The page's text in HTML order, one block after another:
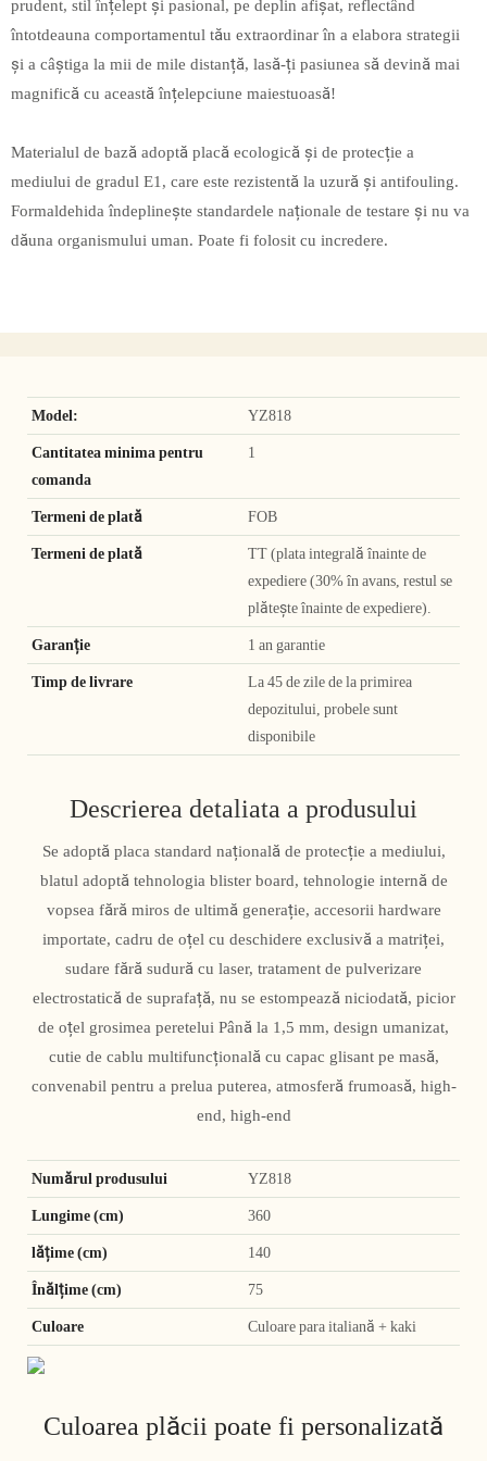
prudent, stil înțelept și pasional, pe deplin afișat, reflectând
întotdeauna comportamentul tău extraordinar în a elabora strategii
și a câștiga la mii de mile distanță, lasă-ți pasiunea să devină mai
magnifică cu această înțelepciune maiestuoasă!
Materialul de bază adoptă placă ecologică și de protecție a
mediului de gradul E1, care este rezistentă la uzură și antifouling.
Formaldehida îndeplinește standardele naționale de testare și nu va
dăuna organismului uman. Poate fi folosit cu incredere.
Model: YZ818
Cantitatea minima pentru
comanda
1
Termeni de plată FOB
Termeni de plată
TT (plata integrală înainte de
expediere (30% în avans, restul se
plătește înainte de expediere).
Garanție 1 an garantie
Timp de livrare
La 45 de zile de la primirea
depozitului, probele sunt
disponibile
Descrierea detaliata a produsului
Se adoptă placa standard națională de protecție a mediului,
blatul adoptă tehnologia blister board, tehnologie internă de
vopsea fără miros de ultimă generație, accesorii hardware
importate, cadru de oțel cu deschidere exclusivă a matriței,
sudare fără sudură cu laser, tratament de pulverizare
electrostatică de suprafață, nu se estompează niciodată, picior
de oțel grosimea peretelui Până la 1,5 mm, design umanizat,
cutie de cablu multifuncțională cu capac glisant pe masă,
convenabil pentru a prelua puterea, atmosferă frumoasă, high-
end, high-end
Numărul produsului YZ818
Lungime (cm) 360
lățime (cm) 140
Înălțime (cm) 75
Culoare Culoare para italiană + kaki
Culoarea plăcii poate fi personalizată